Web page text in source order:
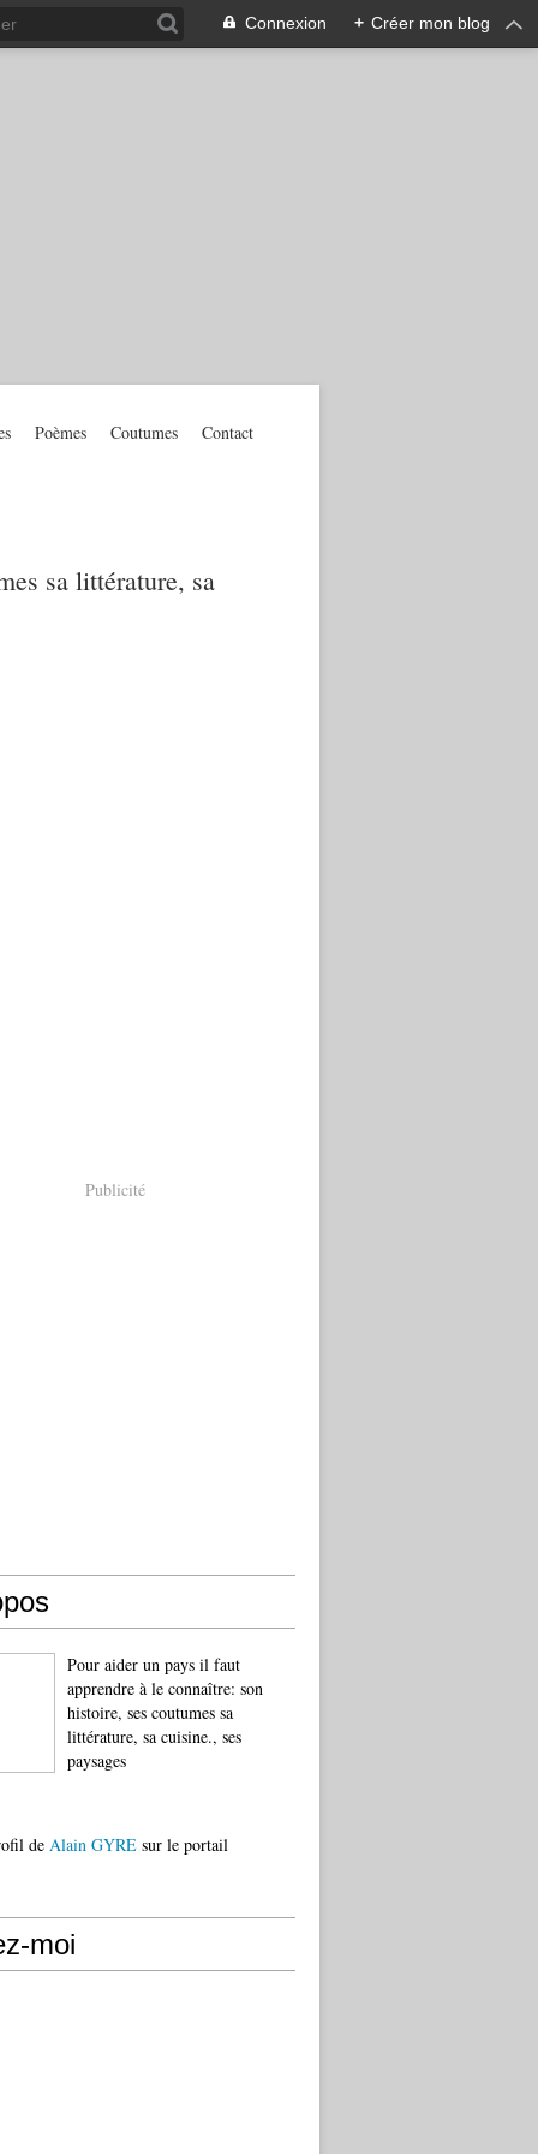
Connexion + Créer mon blog
sa littérature, sa
Poèmes Coutumes Contact
Publicité
Pour aider un pays il faut
apprendre à le connaître: son
histoire, ses coutumes sa
littérature, sa cuisine., ses
paysages
de Alain GYRE sur le portail
moi